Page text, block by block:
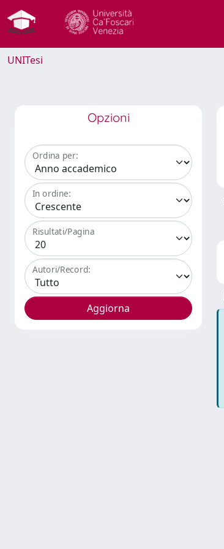
UNITesi
Opzioni
Ordina per:
In ordine:
Risultati/Pagina
Autori/Record: